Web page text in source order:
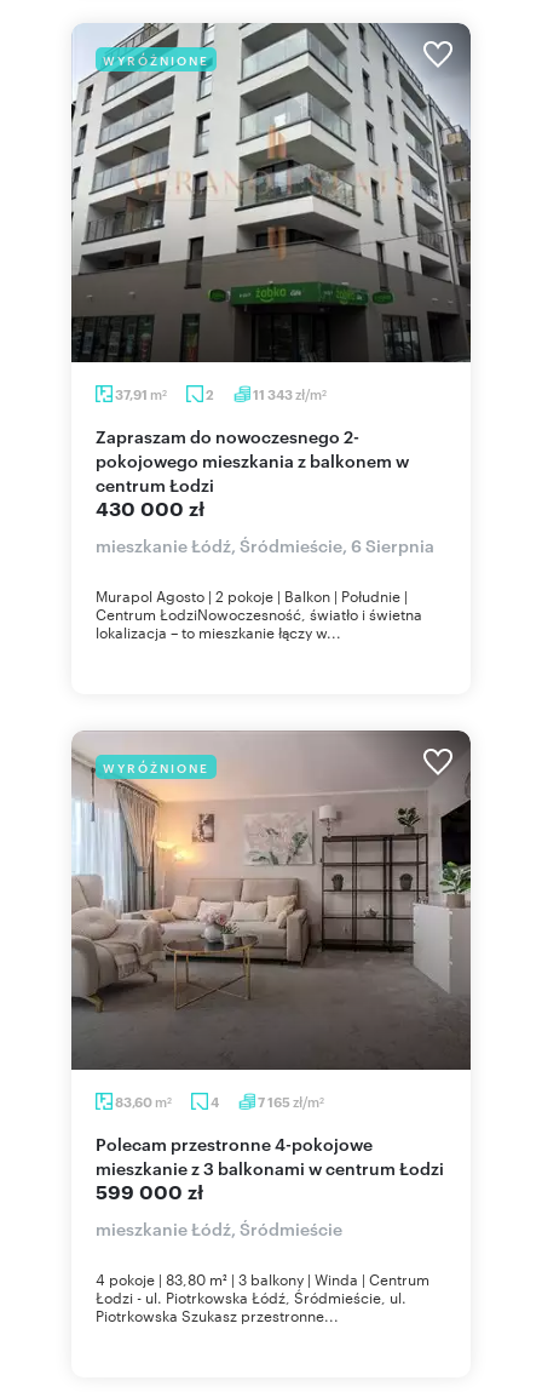
WYRÓŻNIONE
37,91 m2 2 11 343zł/m2
Zapraszam do nowoczesnego 2-
pokojowego mieszkania z balkonem w
centrum Łodzi
430 000 zł
mieszkanie Łódź, Śródmieście, 6 Sierpnia
Murapol Agosto | 2 pokoje | Balkon | Południe |
Centrum ŁodziNowoczesność, światło i świetna
lokalizacja – to mieszkanie łączy w...
WYRÓŻNIONE
83,60 m2 4 7 165 zł/m2
Polecam przestronne 4-pokojowe
mieszkanie z 3 balkonami w centrum Łodzi
599 000 zł
mieszkanie Łódź, Śródmieście
4 pokoje | 83,80 m² | 3 balkony | Winda | Centrum
Łodzi - ul. Piotrkowska Łódź, Śródmieście, ul.
Piotrkowska Szukasz przestronne...